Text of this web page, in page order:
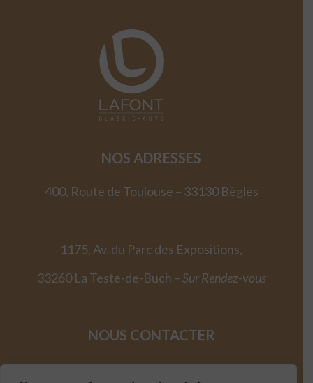
NOS ADRESSES
400, Route de Toulouse – 33130 Bègles
1175, Av. du Parc des Expositions,
33260 La Teste-de-Buch –Sur Rendez-vous
NOUS CONTACTER